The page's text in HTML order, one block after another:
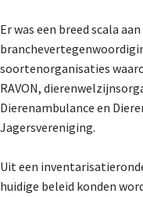
Er was een breed scala
soortenorganisaties
RAVON,
Dierenambulance en
Jagersvereniging.
Uit een
huidige beleid konden